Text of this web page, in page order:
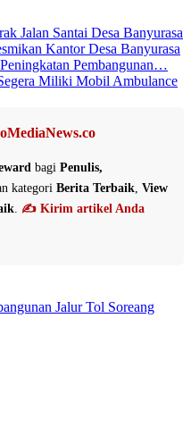
Jalan Santai Desa Banyurasa
Kantor Desa Banyurasa
Pembangunan…
Miliki Mobil Ambulance
bagi Penulis,
kategori Berita Terbaik View
✍️ Kirim artikel Anda
Jalur Tol Soreang